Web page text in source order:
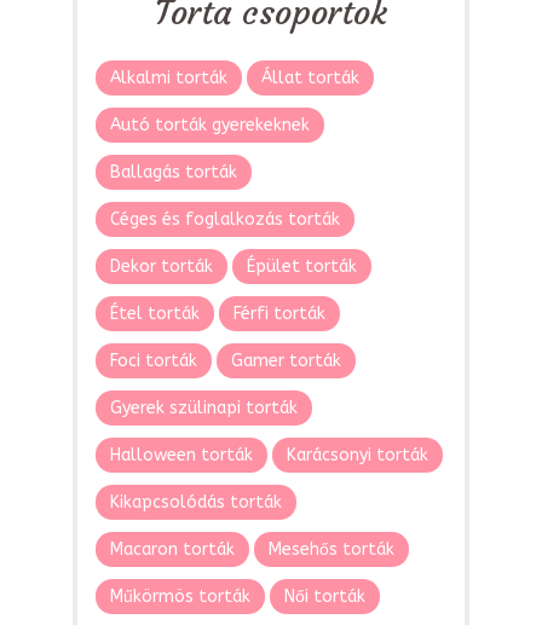
Torta csoportok
Alkalmi torták Állat torták
Autó torták gyerekeknek
Ballagás torták
Céges és foglalkozás torták
Dekor torták Épület torták
Étel torták Férfi torták
Foci torták Gamer torták
Gyerek szülinapi torták
Halloween torták Karácsonyi torták
Kikapcsolódás torták
Macaron torták Mesehős torták
Műkörmös torták Női torták